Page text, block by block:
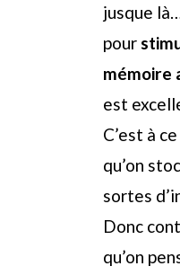
jusque
pour
mémoire
est
C’est à
qu’on
sortes
Donc
qu’on